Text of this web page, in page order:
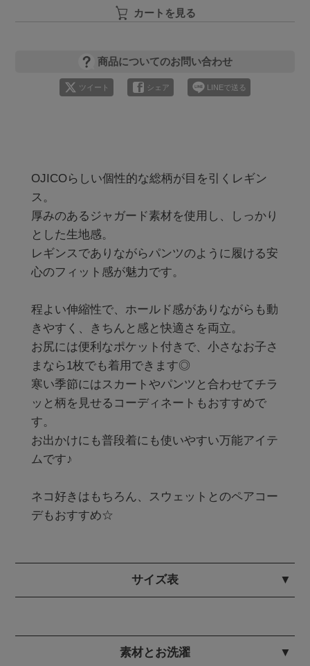
カートを見る
商品についてのお問い合わせ
ツイート シェア LINEで送る
OJICOらしい個性的な総柄が目を引くレギン
ス。
厚みのあるジャガード素材を使用し、しっかり
とした生地感。
レギンスでありながらパンツのように履ける安
心のフィット感が魅力です。
程よい伸縮性で、ホールド感がありながらも動
きやすく、きちんと感と快適さを両立。
お尻には便利なポケット付きで、小さなお子さ
まなら1枚でも着用できます◎
寒い季節にはスカートやパンツと合わせてチラ
ッと柄を見せるコーディネートもおすすめで
す。
お出かけにも普段着にも使いやすい万能アイテ
ムです♪
ネコ好きはもちろん、スウェットとのペアコー
サイズ表
素材とお洗濯